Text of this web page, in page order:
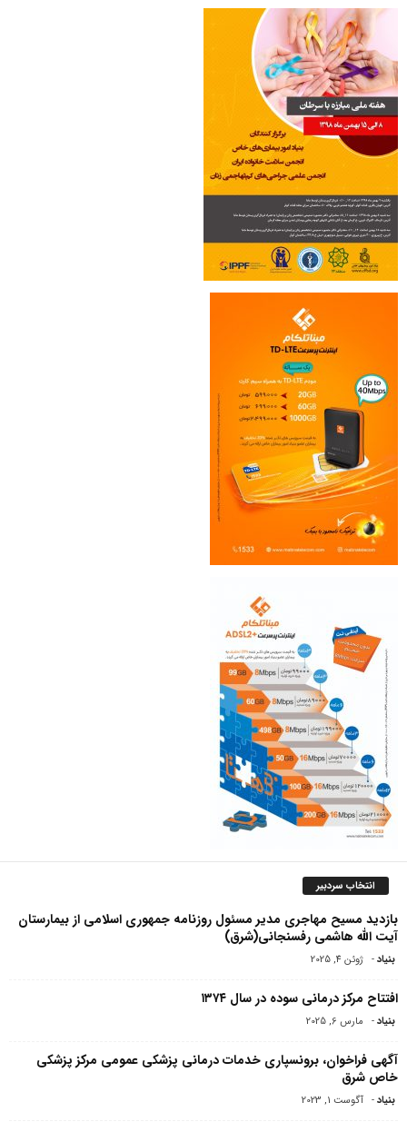
انتخاب سردبیر
بازدید مسیح مهاجرى مدیر مسئول روزنامه جمهورى اسلامى از بیمارستان
آیت الله هاشمى رفسنجانى(شرق)
بنیاد- ژوئن 4, 2025
افتتاح مرکز درمانی سوده در سال ۱۳۷۴
بنیاد- مارس 6, 2025
آگهی فراخوان، برونسپاری خدمات درمانی پزشکی عمومی مرکز پزشکی
خاص شرق
بنیاد- آگوست 1, 2023